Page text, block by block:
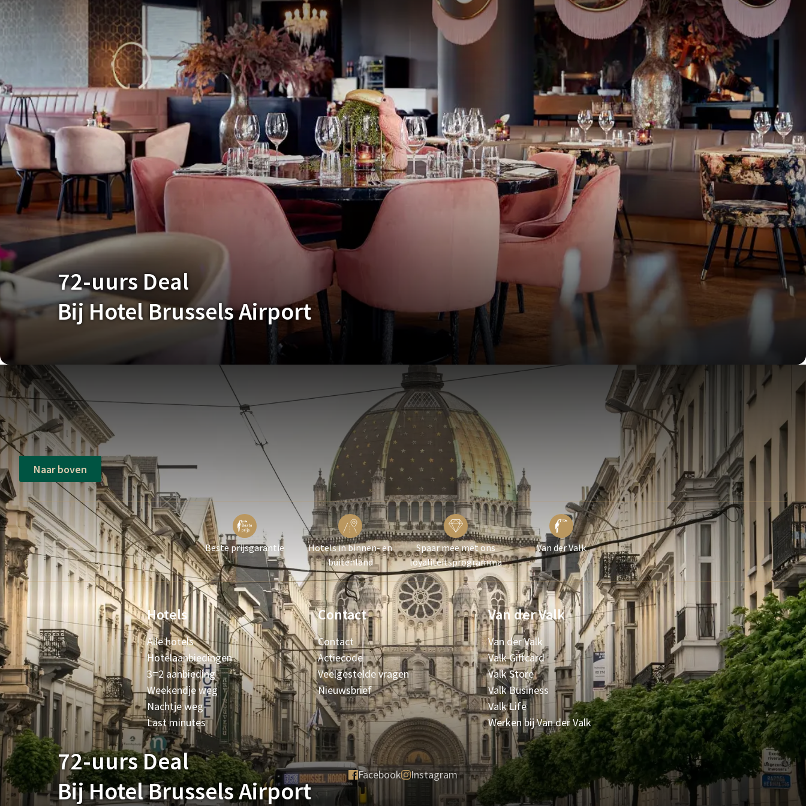
72-uurs Deal
Bij Hotel Brussels Airport
72-uurs Deal
Bij Hotel Brussels Airport
Naar boven
Beste prijsgarantie
Hotels in binnen- en
buitenland
Spaar mee met ons
loyaliteitsprogramma
Van der Valk
Hotels
Alle hotels
Hotelaanbiedingen
3=2 aanbieding
Weekendje weg
Nachtje weg
Last minutes
Contact
Contact
Actiecode
Veelgestelde vragen
Nieuwsbrief
Van der Valk
Van der Valk
Valk Giftcard
Valk Store
Valk Business
Valk Life
Werken bij Van der Valk
Facebook Instagram